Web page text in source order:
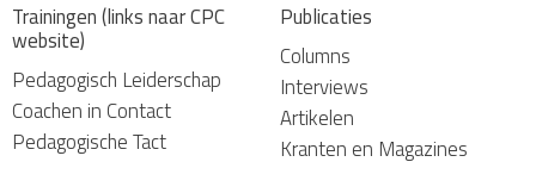
Trainingen (links naar CPC
website)
Pedagogisch Leiderschap
Coachen in Contact
Pedagogische Tact
Publicaties
Columns
Interviews
Artikelen
Kranten en Magazines